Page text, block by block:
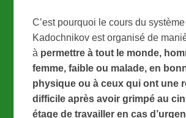
C’est pourquoi le cours du système
Kadochnikov est organisé de
à permettre à tout le monde,
femme, faible ou malade, en
physique ou à ceux qui ont une
difficile après avoir grimpé au
étage de travailler en cas